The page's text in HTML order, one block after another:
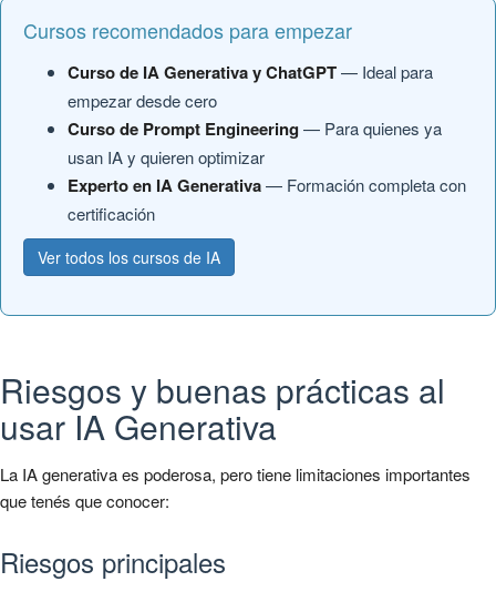
Cursos recomendados para empezar
Curso de IA Generativa y ChatGPT— Ideal para
empezar desde cero
Curso de Prompt Engineering— Para quienes ya
usan IA y quieren optimizar
Experto en IA Generativa— Formación completa con
certificación
Ver todos los cursos de IA
Riesgos y buenas prácticas al
usar IA Generativa
La IA generativa es poderosa, pero tiene limitaciones importantes
que tenés que conocer:
Riesgos principales